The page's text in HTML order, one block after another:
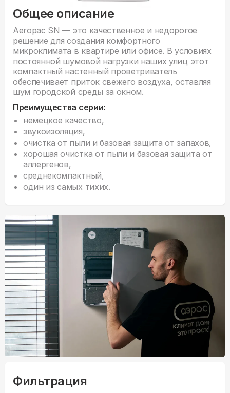
Общее описание
Aeropac SN — это качественное и недорогое
решение для создания комфортного
микроклимата в квартире или офисе. В условиях
постоянной шумовой нагрузки наших улиц этот
компактный настенный проветриватель
обеспечивает приток свежего воздуха, оставляя
шум городской среды за окном.
Преимущества серии:
немецкое качество,
звукоизоляция,
очистка от пыли и базовая защита от запахов,
хорошая очистка от пыли и базовая защита от
аллергенов,
среднекомпактный,
один из самых тихих.
Фильтрация